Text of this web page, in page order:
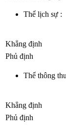
Thể lịch sự :
Khẳng định
Phủ định
Thể thông
Khẳng định
Phủ định